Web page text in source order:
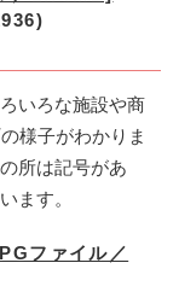
いろな施設や商
様子がわかりま
所は記号があ
ます。
ファイル／